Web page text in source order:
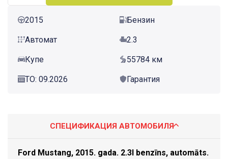
2015 Бензин
Автомат 2.3
Купе 55784 км
ТО: 09.2026 Гарантия
СПЕЦИФИКАЦИЯ АВТОМОБИЛЯ
Ford Mustang, 2015. gada. 2.3l benzīns, automāts.